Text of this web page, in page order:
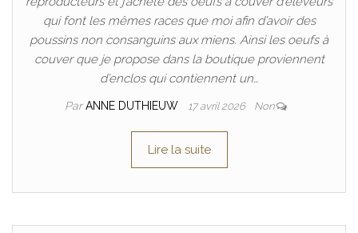
qui font les mêmes races que moi afin d’avoir des
poussins non consanguins aux miens. Ainsi les oeufs à
couver que je propose dans la boutique proviennent
d’enclos qui contiennent un…
ParANNE DUTHIEUW 17 avril 2026 Non
Lire la suite